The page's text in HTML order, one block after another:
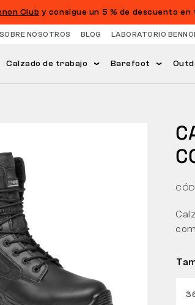
Club y consigue un 5 % de descuento en
SOBRE NOSOTROS BLOG LABORATORIO
Calzado de trabajo Barefoot